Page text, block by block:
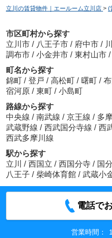
立川の賃貸物件｜エールーム立川店 > (
市区町村から探す
立川市 / 八王子市 / 府中市 /
調布市 / 小金井市 / 東村山市 /
町名から探す
錦町 / 登戸 / 高松町 / 曙町 /
宿河原 / 東町 / 小島町
路線から探す
中央線 / 南武線 / 京王線 / 多
武蔵野線 / 西武国分寺線 / 西
西武多摩川線
駅から探す
立川
/ 西国立 / 西国分寺 / 国
八王子 / 柴崎体育館 / 武蔵小
電話で
営業時間：